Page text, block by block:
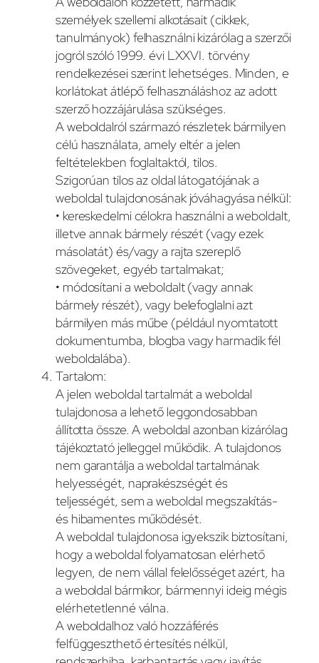
személyek szellemi alkotásait (cikkek,
tanulmányok) felhasználni kizárólag a szerzői
jogról szóló 1999. évi LXXVI. törvény
rendelkezései szerint lehetséges. Minden, e
korlátokat átlépő felhasználáshoz az adott
szerző hozzájárulása szükséges.
A weboldalról származó részletek bármilyen
célú használata, amely eltér a jelen
feltételekben foglaltaktól, tilos.
Szigorúan tilos az oldal látogatójának a
weboldal tulajdonosának jóváhagyása nélkül:
• kereskedelmi célokra használni a weboldalt,
illetve annak bármely részét (vagy ezek
másolatát) és/vagy a rajta szereplő
szövegeket, egyéb tartalmakat;
• módosítani a weboldalt (vagy annak
bármely részét), vagy belefoglalni azt
bármilyen más műbe (például nyomtatott
dokumentumba, blogba vagy harmadik fél
weboldalába).
Tartalom:
A jelen weboldal tartalmát a weboldal
tulajdonosa a lehető leggondosabban
állította össze. A weboldal azonban kizárólag
tájékoztató jelleggel működik. A tulajdonos
nem garantálja a weboldal tartalmának
helyességét, naprakészségét és
teljességét, sem a weboldal megszakítás-
és hibamentes működését.
A weboldal tulajdonosa igyekszik biztosítani,
hogy a weboldal folyamatosan elérhető
legyen, de nem vállal felelősséget azért, ha
a weboldal bármikor, bármennyi ideig mégis
elérhetetlenné válna.
A weboldalhoz való hozzáférés
felfüggeszthető értesítés nélkül,